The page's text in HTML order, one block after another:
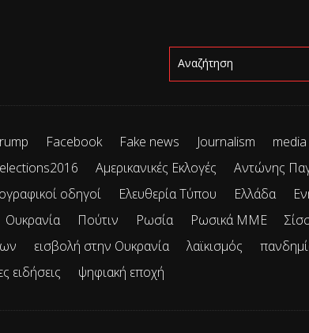
Facebook Fake news Journalism
Αμερικανικές Εκλογές Αντώνης
οδηγοί Ελευθερία Τύπου Ελλάδα
Ουκρανία Πούτιν Ρωσία Ρωσικά ΜΜΕ
εισβολή στην Ουκρανία λαϊκισμός
ειδήσεις ψηφιακή εποχή